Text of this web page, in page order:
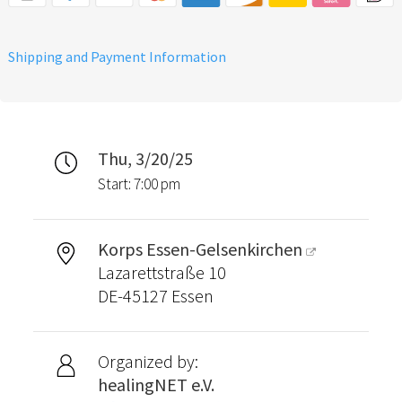
Shipping and Payment Information
Thu, 3/20/25
Start: 7:00 pm
Korps Essen-Gelsenkirchen
Lazarettstraße 10
DE-45127 Essen
Organized by:
healingNET e.V.